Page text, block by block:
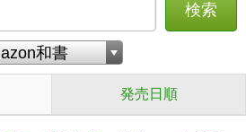
検索
発売日順